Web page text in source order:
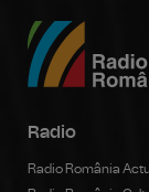
Radio
Radio România